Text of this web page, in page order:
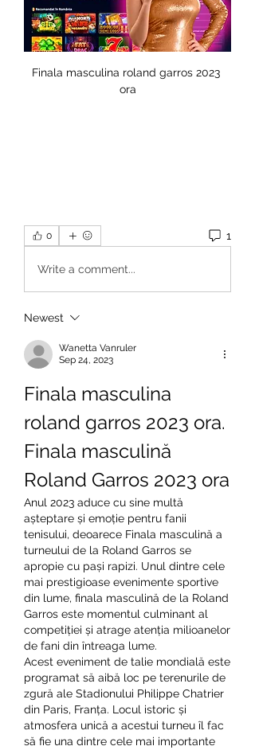
Finala masculina roland garros 2023
ora
0 1
Write a comment...
Newest
Wanetta Vanruler
Sep 24, 2023
Finala masculina
roland garros 2023 ora.
Finala masculină
Roland Garros 2023 ora
Anul 2023 aduce cu sine multă
așteptare și emoție pentru fanii
tenisului, deoarece Finala masculină a
turneului de la Roland Garros se
apropie cu pași rapizi. Unul dintre cele
mai prestigioase evenimente sportive
din lume, finala masculină de la Roland
Garros este momentul culminant al
competiției și atrage atenția milioanelor
de fani din întreaga lume.
Acest eveniment de talie mondială este
programat să aibă loc pe terenurile de
zgură ale Stadionului Philippe Chatrier
din Paris, Franța. Locul istoric și
atmosfera unică a acestui turneu îl fac
să fie una dintre cele mai importante